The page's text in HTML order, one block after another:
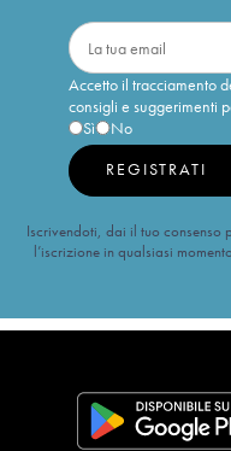
Accetto il tracciamento
consigli e suggerimenti
Sì
No
REGISTRATI
Iscrivendoti, dai il tuo consenso
l’iscrizione in qualsiasi